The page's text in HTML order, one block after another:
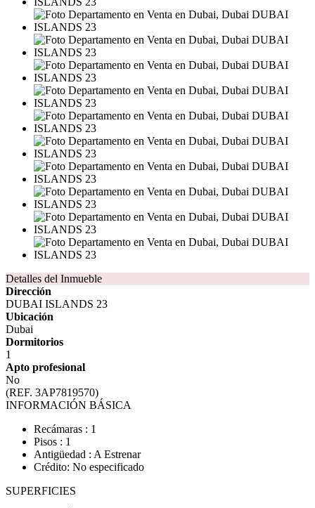
Detalles del Inmueble
Dirección
DUBAI ISLANDS 23
Ubicación
Dubai
Dormitorios
1
Apto profesional
No
(REF. 3AP7819570)
INFORMACIÓN BÁSICA
Recámaras : 1
Pisos : 1
Antigüedad : A Estrenar
Crédito: No especificado
SUPERFICIES